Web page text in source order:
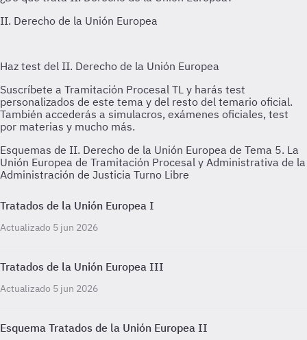
Esquemas de II. Derecho de la Unión Europea de Tema 5. La
Unión Europea de Tramitación Procesal y Administrativa de la
Administración de Justicia Turno Libre
Tratados de la Unión Europea I
Actualizado 5 jun 2026
Tratados de la Unión Europea III
Actualizado 5 jun 2026
Esquema Tratados de la Unión Europea II